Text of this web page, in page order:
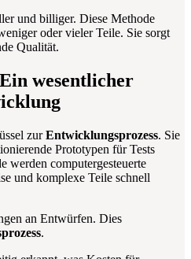
und billiger. Diese Methode
oder vieler Teile. Sie sorgt
Qualität.
wesentlicher
zurEntwicklungsprozess. Sie
Prototypen für Tests
werden computergesteuerte
und komplexe Teile schnell
an Entwürfen. Dies
.